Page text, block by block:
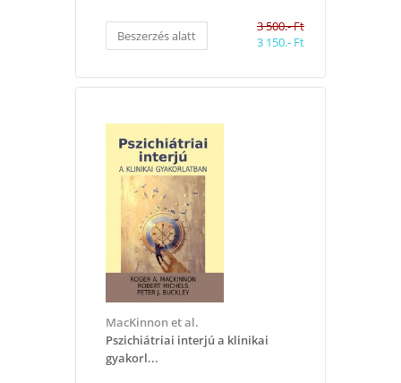
Beszerzés alatt
3 500.- Ft
3 150.- Ft
MacKinnon et al.
Pszichiátriai interjú a klinikai
gyakorl...